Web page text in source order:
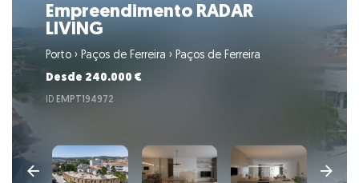
Empreendimento RADAR
LIVING
Porto › Paços de Ferreira › Paços de Ferreira
Desde 240.000 €
ID EMPT194972